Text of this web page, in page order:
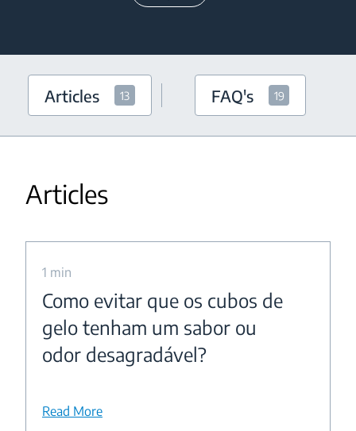
Articles 13 FAQ's 19
Articles
1 min
Como evitar que os cubos de
gelo tenham um sabor ou
odor desagradável?
Read More